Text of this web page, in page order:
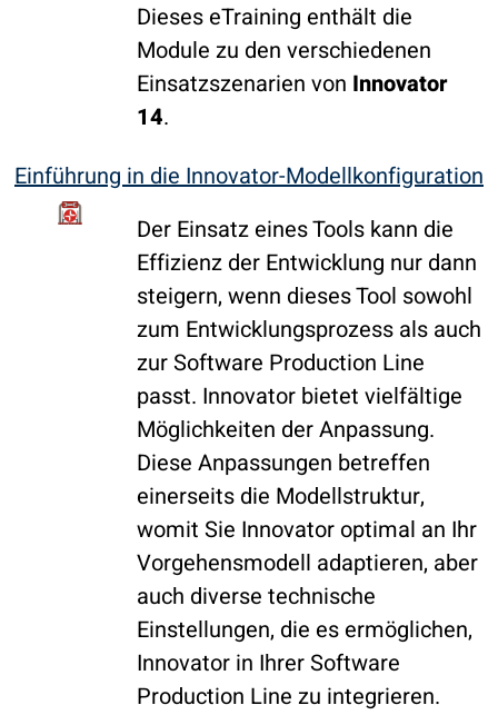
Dieses eTraining enthält die
Module zu den verschiedenen
Einsatzszenarien von Innovator
14.
Einführung in die Innovator-Modellkonfiguration
Der Einsatz eines Tools kann die
Effizienz der Entwicklung nur dann
steigern, wenn dieses Tool sowohl
zum Entwicklungsprozess als auch
zur Software Production Line
passt. Innovator bietet vielfältige
Möglichkeiten der Anpassung.
Diese Anpassungen betreffen
einerseits die Modellstruktur,
womit Sie Innovator optimal an Ihr
Vorgehensmodell adaptieren, aber
auch diverse technische
Einstellungen, die es ermöglichen,
Innovator in Ihrer Software
Production Line zu integrieren.